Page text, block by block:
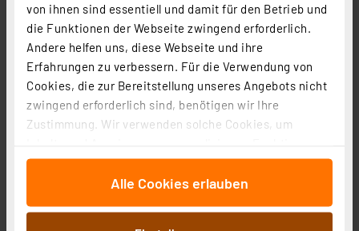
von ihnen sind essentiell und damit für den Betrieb und
die Funktionen der Webseite zwingend erforderlich.
Andere helfen uns, diese Webseite und ihre
Erfahrungen zu verbessern. Für die Verwendung von
Cookies, die zur Bereitstellung unseres Angebots nicht
zwingend erforderlich sind, benötigen wir Ihre
Zustimmung. Wir verwenden solche Cookies, um
für soziale Medien anbieten zu können und die Zugriffe
auf unsere Website zu analysieren. Außerdem geben
an unsere Partner für soziale Medien, Werbung und
Alle Cookies erlauben
OSRAM SMART+ Smart Home LED-Lampe E14 , WLAN,
dimmbar, IP20, Weiß
Artikel-Nr. 258349
Produktdatenblatt
10,04 €
Informationen zu Versandkosten